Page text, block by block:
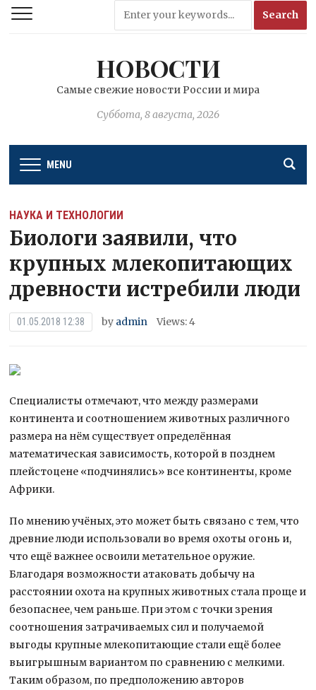
НОВОСТИ
Самые свежие новости России и мира
Суббота, 8 августа, 2026
MENU
НАУКА И ТЕХНОЛОГИИ
Биологи заявили, что
крупных млекопитающих
древности истребили люди
01.05.2018 12:38 by admin Views: 4
Специалисты отмечают, что между размерами
континента и соотношением животных различного
размера на нём существует определённая
математическая зависимость, которой в позднем
плейстоцене «подчинялись» все континенты, кроме
Африки.
По мнению учёных, это может быть связано с тем, что
древние люди использовали во время охоты огонь и,
что ещё важнее освоили метательное оружие.
Благодаря возможности атаковать добычу на
расстоянии охота на крупных животных стала проще и
безопаснее, чем раньше. При этом с точки зрения
соотношения затрачиваемых сил и получаемой
выгоды крупные млекопитающие стали ещё более
выигрышным вариантом по сравнению с мелкими.
Таким образом, по предположению авторов